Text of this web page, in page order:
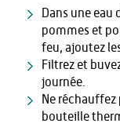
Dans une
pommes et
feu, ajoutez
Filtrez et
journée.
Ne
bouteille